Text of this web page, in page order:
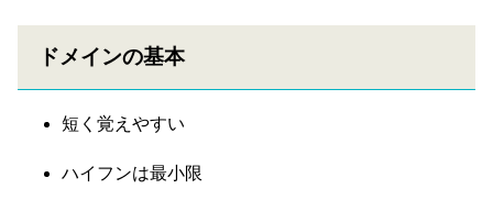
ドメインの基本
短く覚えやすい
ハイフンは最小限